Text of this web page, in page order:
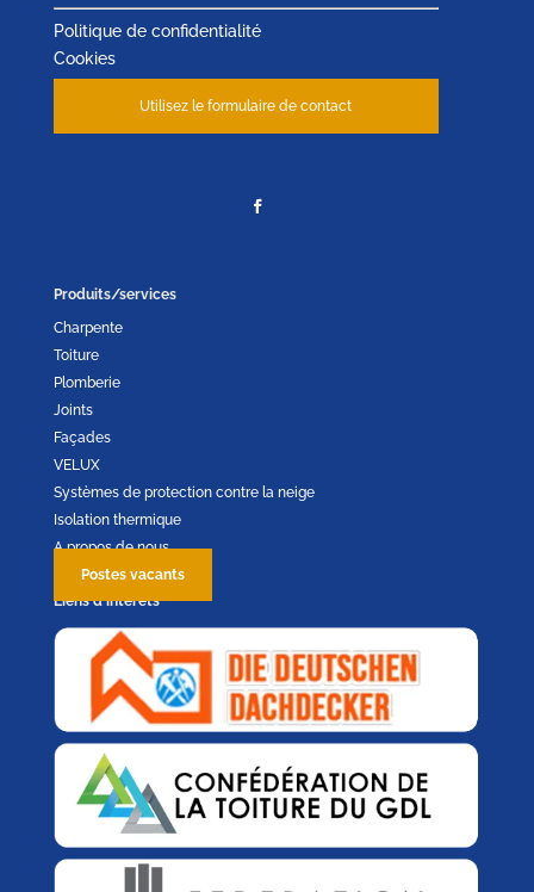
Politique de confidentialité
Cookies
Utilisez le formulaire de contact
Produits/services
Charpente
Toiture
Plomberie
Joints
Façades
VELUX
Systèmes de protection contre la neige
Isolation thermique
A propos de nous
Postes vacants
Liens d’intérêts